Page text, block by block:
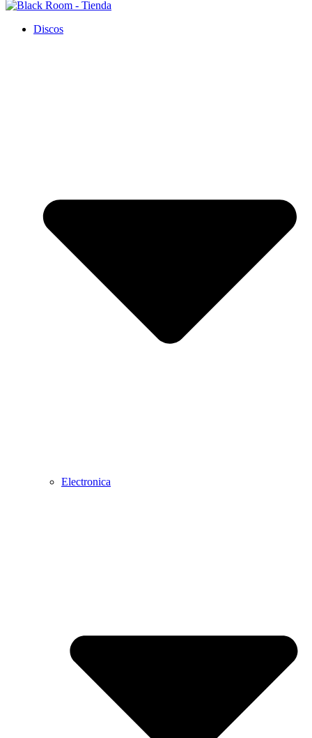
Discos
Electronica